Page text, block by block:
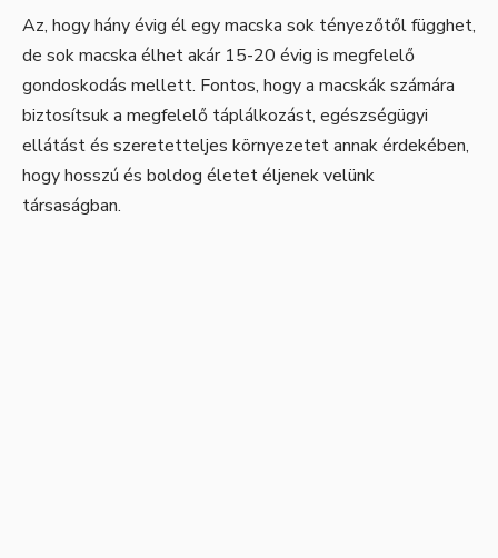
Az, hogy hány évig él egy macska sok tényezőtől függhet,
de sok macska élhet akár 15-20 évig is megfelelő
gondoskodás mellett. Fontos, hogy a macskák számára
biztosítsuk a megfelelő táplálkozást, egészségügyi
ellátást és szeretetteljes környezetet annak érdekében,
hogy hosszú és boldog életet éljenek velünk
társaságban.